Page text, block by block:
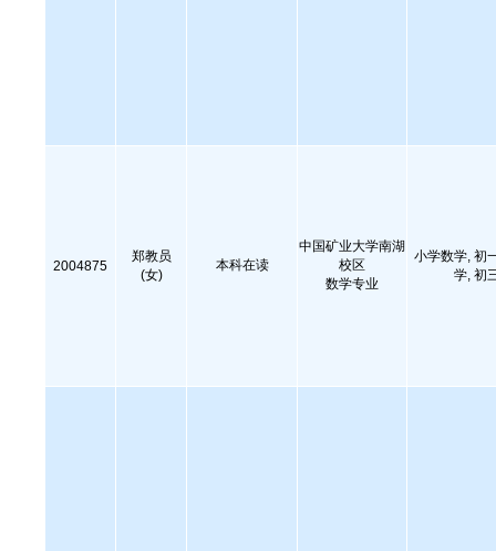
2004875
郑教员
(女)
本科在读
中国矿业大学南湖
校区
数学专业
小学数学, 初
学, 初